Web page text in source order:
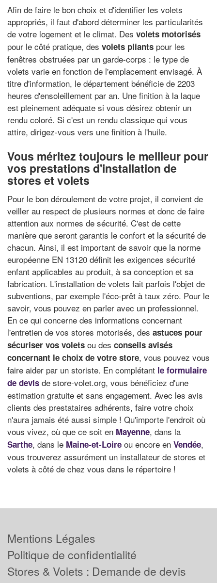
Afin de faire le bon choix et d'identifier les volets
appropriés, il faut d'abord déterminer les particularités
de votre logement et le climat. Des volets motorisés
pour le côté pratique, des volets pliants pour les
fenêtres obstruées par un garde-corps : le type de
volets varie en fonction de l'emplacement envisagé. À
titre d'information, le département bénéficie de 2203
heures d'ensoleillement par an. Une finition à la laque
est pleinement adéquate si vous désirez obtenir un
rendu coloré. Si c'est un rendu classique qui vous
attire, dirigez-vous vers une finition à l'huile.
Vous méritez toujours le meilleur pour
vos prestations d'installation de
stores et volets
Pour le bon déroulement de votre projet, il convient de
veiller au respect de plusieurs normes et donc de faire
attention aux normes de sécurité. C'est de cette
manière que seront garantis le confort et la sécurité de
chacun. Ainsi, il est important de savoir que la norme
européenne EN 13120 définit les exigences sécurité
enfant applicables au produit, à sa conception et sa
fabrication. L'installation de volets fait parfois l'objet de
subventions, par exemple l'éco-prêt à taux zéro. Pour le
savoir, vous pouvez en parler avec un professionnel.
En ce qui concerne des informations concernant
l'entretien de vos stores motorisés, des astuces pour
sécuriser vos volets ou des conseils avisés
concernant le choix de votre store, vous pouvez vous
faire aider par un storiste. En complétant le formulaire
de devis de store-volet.org, vous bénéficiez d'une
estimation gratuite et sans engagement. Avec les avis
clients des prestataires adhérents, faire votre choix
n'aura jamais été aussi simple ! Qu'importe l'endroit où
vous vivez, où que ce soit en Mayenne, dans la
Sarthe, dans le Maine-et-Loire ou encore en Vendée,
vous trouverez assurément un installateur de stores et
volets à côté de chez vous dans le répertoire !
Mentions Légales
Politique de confidentialité
Stores & Volets : Demande de devis